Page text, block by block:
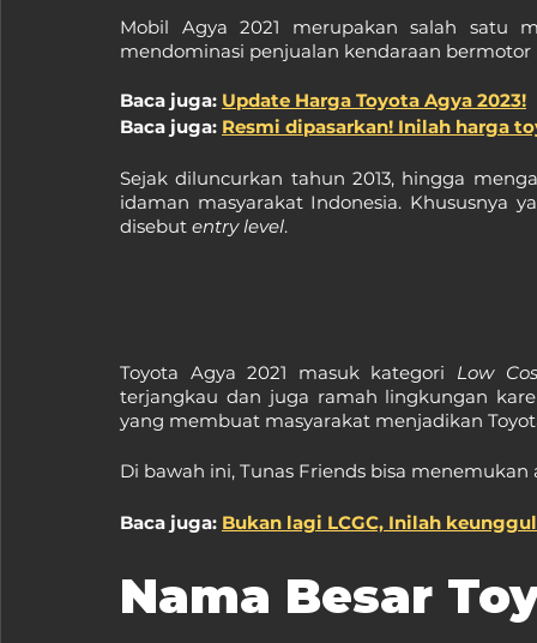
Mobil Agya 2021 merupakan salah satu
mendominasi penjualan kendaraan
Baca juga: Update Harga Toyota Agya 2023!
Baca juga: Resmi dipasarkan! Inilah harga
Sejak diluncurkan tahun 2013, hingga
idaman masyarakat Indonesia. Khususnya
disebut entry level.
Toyota Agya 2021 masuk kategori Low
terjangkau dan juga ramah lingkungan
yang membuat masyarakat menjadikan
Di bawah ini, Tunas Friends bisa
Baca juga: Bukan lagi LCGC, Inilah
Nama Besar